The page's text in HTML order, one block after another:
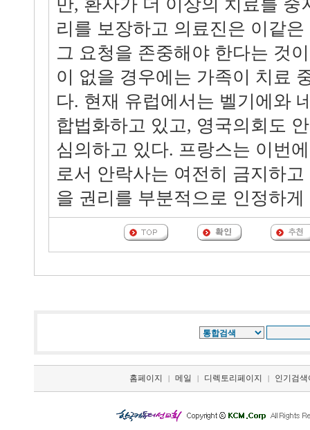
만, 환자가 더 이상의 치료를 중
리를 보장하고 의료진은 이같
그 요청을 존중해야 한다는 것
이 없을 경우에는 가족이 치료
다. 현재 유럽에서는 벨기에와
합법화하고 있고, 영국의회도
심의하고 있다. 프랑스는 이번
로서 안락사는 여전히 금지하
을 권리를 부분적으로 인정하게
홈페이지 | 메일 | 디렉토리페이지 | 인기검색